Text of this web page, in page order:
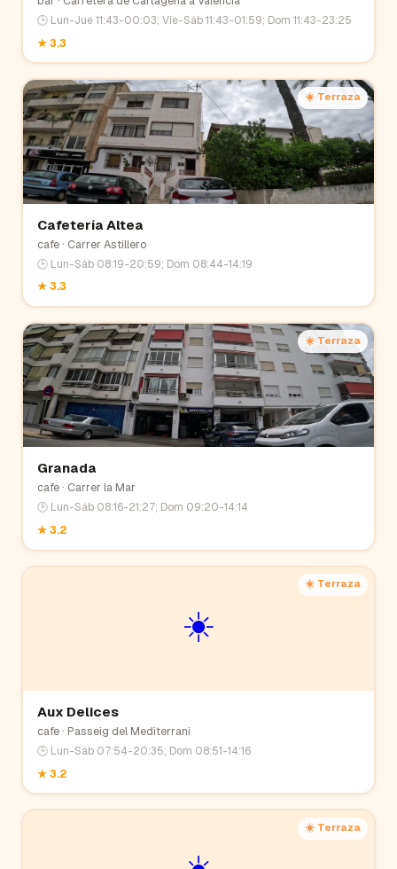
🕒 Lun-Jue 11:43-00:03; Vie-Sáb 11:43-01:59; Dom 11:43-23:25
★3.3
☀️ Terraza
Cafetería Altea
cafe· Carrer Astillero
🕒 Lun-Sáb 08:19-20:59; Dom 08:44-14:19
★3.3
☀️ Terraza
Granada
cafe· Carrer la Mar
🕒 Lun-Sáb 08:16-21:27; Dom 09:20-14:14
★3.2
☀️
☀️ Terraza
Aux Delices
cafe· Passeig del Mediterrani
🕒 Lun-Sáb 07:54-20:35; Dom 08:51-14:16
★3.2
☀️ Terraza